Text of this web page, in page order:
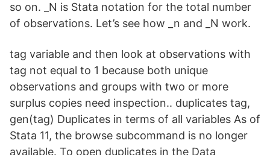
so on. _N is Stata notation for the total number
of observations. Let’s see how _n and _N work.
tag variable and then look at observations with
tag not equal to 1 because both unique
observations and groups with two or more
surplus copies need inspection.. duplicates tag,
gen(tag) Duplicates in terms of all variables As of
Stata 11, the browse subcommand is no longer
available. To open duplicates in the Data